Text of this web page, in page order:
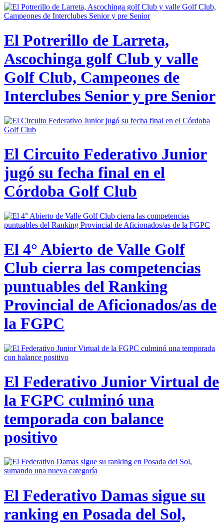
El Potrerillo de Larreta,
Ascochinga golf Club y valle
Golf Club, Campeones de
Interclubes Senior y pre Senior
El Circuito Federativo Junior
jugó su fecha final en el
Córdoba Golf Club
El 4° Abierto de Valle Golf
Club cierra las competencias
puntuables del Ranking
Provincial de Aficionados/as de
la FGPC
El Federativo Junior Virtual de
la FGPC culminó una
temporada con balance
positivo
El Federativo Damas sigue su
ranking en Posada del Sol,